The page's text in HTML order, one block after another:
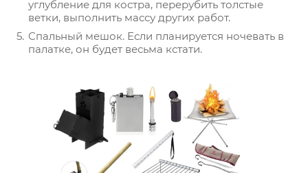
углубление для костра, перерубить толстые
ветки, выполнить массу других работ.
Спальный мешок. Если планируется ночевать в
палатке, он будет весьма кстати.